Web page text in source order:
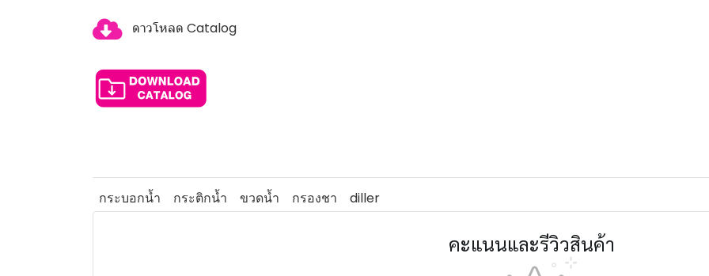
ดาวโหลด Catalog
กระบอกน้ำ กระติกน้ำ ขวดน้ำ กรองชา diller
คะแนนและรีวิวสินค้า